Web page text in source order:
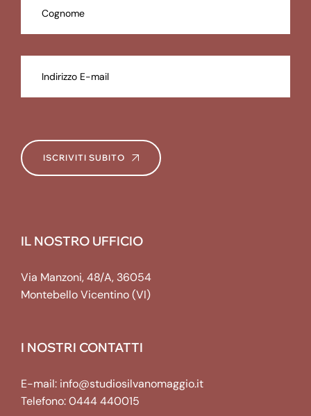
ISCRIVITI SUBITO
IL NOSTRO UFFICIO
Via Manzoni, 48/A, 36054
Montebello Vicentino (VI)
I NOSTRI CONTATTI
E-mail: info@studiosilvanomaggio.it
Telefono:0444 440015